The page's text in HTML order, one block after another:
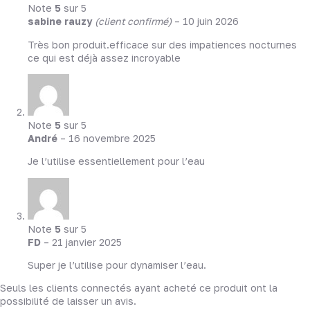
Note 5 sur 5
sabine rauzy (client confirmé) – 10 juin 2026
Très bon produit.efficace sur des impatiences nocturnes
ce qui est déjà assez incroyable
Note 5 sur 5
André – 16 novembre 2025
Je l’utilise essentiellement pour l’eau
Note 5 sur 5
FD – 21 janvier 2025
Super je l’utilise pour dynamiser l’eau.
Seuls les clients connectés ayant acheté ce produit ont la
possibilité de laisser un avis.